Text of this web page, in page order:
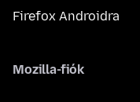
Firefox Androidra
Mozilla-fiók